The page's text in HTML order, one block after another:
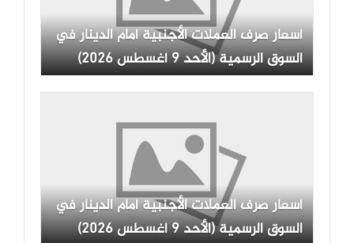
أسعار صرف العملات الأجنبية أمام الدينار في
السوق الرسمية (الأحد 9 أغسطس 2026)
أسعار صرف العملات الأجنبية أمام الدينار في
السوق الرسمية (الأحد 9 أغسطس 2026)